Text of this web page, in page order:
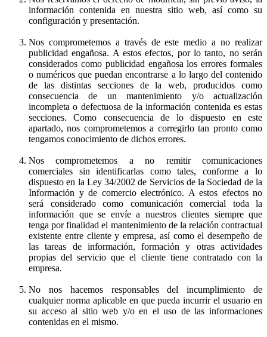
información contenida en nuestra sitio web, así como su
configuración y presentación.
Nos comprometemos a través de este medio a no realizar
publicidad engañosa. A estos efectos, por lo tanto, no serán
considerados como publicidad engañosa los errores formales
o numéricos que puedan encontrarse a lo largo del contenido
de las distintas secciones de la web, producidos como
consecuencia de un mantenimiento y/o actualización
incompleta o defectuosa de la información contenida es estas
secciones. Como consecuencia de lo dispuesto en este
apartado, nos comprometemos a corregirlo tan pronto como
tengamos conocimiento de dichos errores.
Nos comprometemos a no remitir comunicaciones
comerciales sin identificarlas como tales, conforme a lo
dispuesto en la Ley 34/2002 de Servicios de la Sociedad de la
Información y de comercio electrónico. A estos efectos no
será considerado como comunicación comercial toda la
información que se envíe a nuestros clientes siempre que
tenga por finalidad el mantenimiento de la relación contractual
existente entre cliente y empresa, así como el desempeño de
las tareas de información, formación y otras actividades
propias del servicio que el cliente tiene contratado con la
empresa.
No nos hacemos responsables del incumplimiento de
cualquier norma aplicable en que pueda incurrir el usuario en
su acceso al sitio web y/o en el uso de las informaciones
contenidas en el mismo.